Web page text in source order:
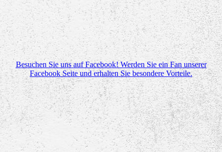
Besuchen Sie uns auf Facebook! Werden Sie ein Fan unserer
Facebook Seite und erhalten Sie besondere Vorteile.